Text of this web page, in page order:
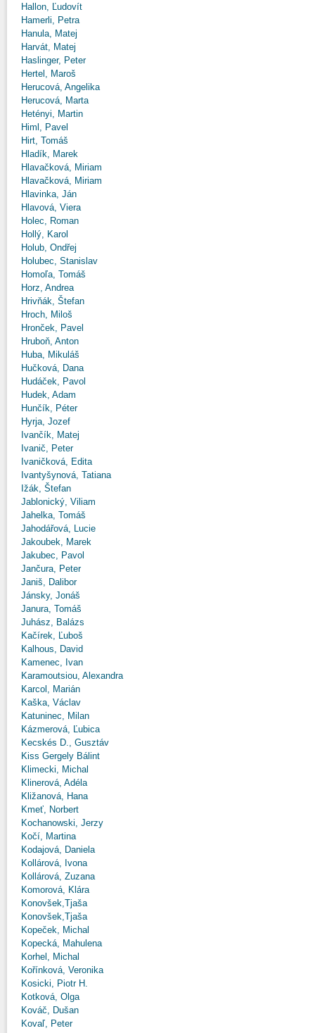
Hallon, Ľudovít
Hamerli, Petra
Hanula, Matej
Harvát, Matej
Haslinger, Peter
Hertel, Maroš
Herucová, Angelika
Herucová, Marta
Hetényi, Martin
Himl, Pavel
Hirt, Tomáš
Hladík, Marek
Hlavačková, Miriam
Hlavačková, Miriam
Hlavinka, Ján
Hlavová, Viera
Holec, Roman
Hollý, Karol
Holub, Ondřej
Holubec, Stanislav
Homoľa, Tomáš
Horz, Andrea
Hrivňák, Štefan
Hroch, Miloš
Hronček, Pavel
Hruboň, Anton
Huba, Mikuláš
Hučková, Dana
Hudáček, Pavol
Hudek, Adam
Hunčík, Péter
Hyrja, Jozef
Ivančík, Matej
Ivanič, Peter
Ivaničková, Edita
Ivantyšynová, Tatiana
Ižák, Štefan
Jablonický, Viliam
Jahelka, Tomáš
Jahodářová, Lucie
Jakoubek, Marek
Jakubec, Pavol
Jančura, Peter
Janiš, Dalibor
Jánsky, Jonáš
Janura, Tomáš
Juhász, Balázs
Kačírek, Ľuboš
Kalhous, David
Kamenec, Ivan
Karamoutsiou, Alexandra
Karcol, Marián
Kaška, Václav
Katuninec, Milan
Kázmerová, Ľubica
Kecskés D., Gusztáv
Kiss Gergely Bálint
Klimecki, Michal
Klinerová, Adéla
Kližanová, Hana
Kmeť, Norbert
Kochanowski, Jerzy
Kočí, Martina
Kodajová, Daniela
Kollárová, Ivona
Kollárová, Zuzana
Komorová, Klára
Konovšek,Tjaša
Konovšek,Tjaša
Kopeček, Michal
Kopecká, Mahulena
Korhel, Michal
Kořínková, Veronika
Kosicki, Piotr H.
Kotková, Olga
Kováč, Dušan
Kovaľ, Peter